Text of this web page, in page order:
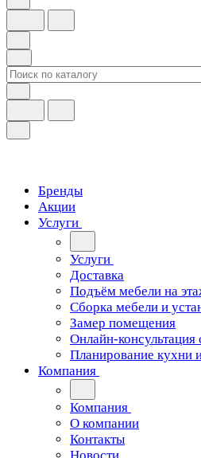
Бренды
Акции
Услуги
Услуги
Доставка
Подъём мебели на
Сборка мебели и
Замер помещения
Онлайн-консультация
Планирование кухни
Компания
Компания
О компании
Контакты